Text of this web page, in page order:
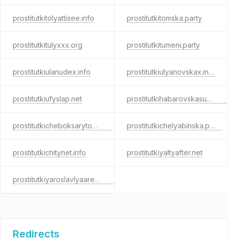
prostitutkitolyattisee.info prostitutkitomska.party
prostitutkitulyxxx.org prostitutkitumeni.party
prostitutkiulanudex.info prostitutkiulyanovskax.info
prostitutkiufyslap.net prostitutkihabarovskasuck.net
prostitutkicheboksarytop.com prostitutkichelyabinska.party
prostitutkichitynet.info prostitutkiyaltyafter.net
prostitutkiyaroslavlyaarea.com
Redirects